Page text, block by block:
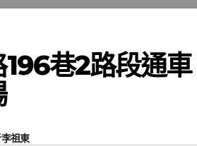
巷2路段通
祖東